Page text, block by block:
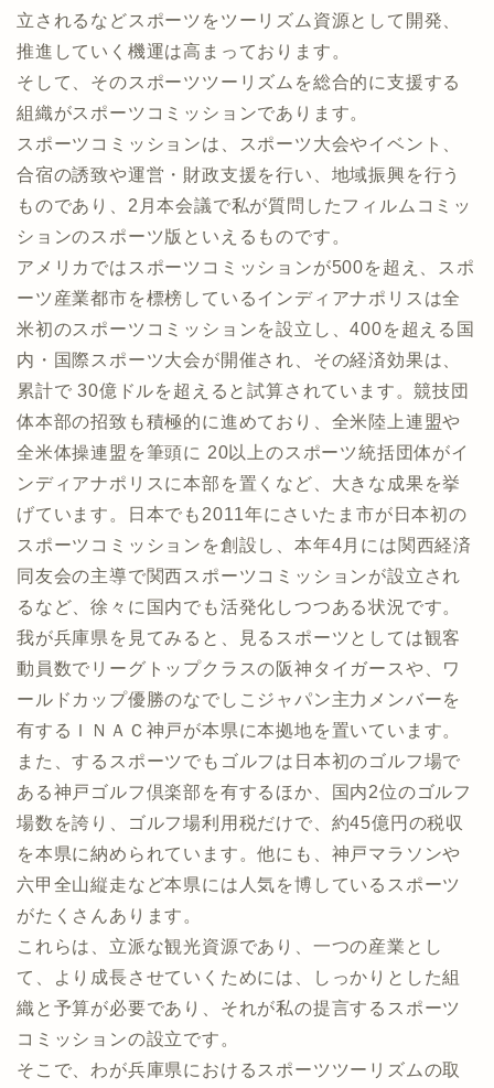
立されるなどスポーツをツーリズム資源として開発、
推進していく機運は高まっております。
そして、そのスポーツツーリズムを総合的に支援する
組織がスポーツコミッションであります。
スポーツコミッションは、スポーツ大会やイベント、
合宿の誘致や運営・財政支援を行い、地域振興を行う
ものであり、2月本会議で私が質問したフィルムコミッ
ションのスポーツ版といえるものです。
アメリカではスポーツコミッションが500を超え、スポ
ーツ産業都市を標榜しているインディアナポリスは全
米初のスポーツコミッションを設立し、400を超える国
内・国際スポーツ大会が開催され、その経済効果は、
累計で 30億ドルを超えると試算されています。競技団
体本部の招致も積極的に進めており、全米陸上連盟や
全米体操連盟を筆頭に 20以上のスポーツ統括団体がイ
ンディアナポリスに本部を置くなど、大きな成果を挙
げています。日本でも2011年にさいたま市が日本初の
スポーツコミッションを創設し、本年4月には関西経済
同友会の主導で関西スポーツコミッションが設立され
るなど、徐々に国内でも活発化しつつある状況です。
我が兵庫県を見てみると、見るスポーツとしては観客
動員数でリーグトップクラスの阪神タイガースや、ワ
ールドカップ優勝のなでしこジャパン主力メンバーを
有するＩＮＡＣ神戸が本県に本拠地を置いています。
また、するスポーツでもゴルフは日本初のゴルフ場で
ある神戸ゴルフ倶楽部を有するほか、国内2位のゴルフ
場数を誇り、ゴルフ場利用税だけで、約45億円の税収
を本県に納められています。他にも、神戸マラソンや
六甲全山縦走など本県には人気を博しているスポーツ
がたくさんあります。
これらは、立派な観光資源であり、一つの産業とし
て、より成長させていくためには、しっかりとした組
織と予算が必要であり、それが私の提言するスポーツ
コミッションの設立です。
そこで、わが兵庫県におけるスポーツツーリズムの取